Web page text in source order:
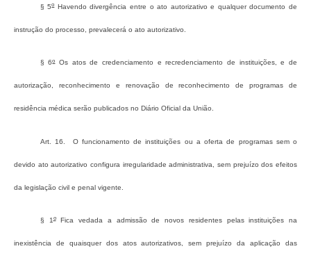
§ 5oHavendo divergência entre o ato autorizativo e qualquer documento de
instrução do processo, prevalecerá o ato autorizativo.
§ 6oOs atos de credenciamento e recredenciamento de instituições, e de
autorização, reconhecimento e renovação de reconhecimento de programas de
residência médica serão publicados no Diário Oficial da União.
Art. 16. O funcionamento de instituições ou a oferta de programas sem o
devido ato autorizativo configura irregularidade administrativa, sem prejuízo dos efeitos
da legislação civil e penal vigente.
§ 1oFica vedada a admissão de novos residentes pelas instituições na
inexistência de quaisquer dos atos autorizativos, sem prejuízo da aplicação das